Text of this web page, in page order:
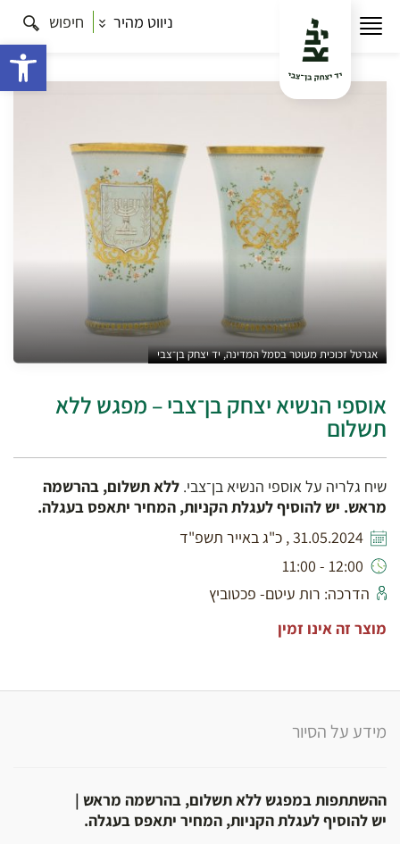
ניווט מהיר חיפוש כל הסיורים
אוספי הנשיא יצחק
אגרטל זכוכית מעוטר בסמל המדינה, יד יצחק בן־צבי
אוספי הנשיא יצחק בן־צבי – מפגש ללא
תשלום
שיח גלריה על אוספי הנשיא בן־צבי. ללא תשלום, בהרשמה
מראש. יש להוסיף לעגלת הקניות, המחיר יתאפס בעגלה.
31.05.2024 , כ"ג באייר תשפ"ד
12:00 - 11:00
הדרכה: רות עיטם- פכטוביץ
מוצר זה אינו זמין
מידע על הסיור
ההשתתפות במפגש ללא תשלום, בהרשמה מראש |
יש להוסיף לעגלת הקניות, המחיר יתאפס בעגלה.